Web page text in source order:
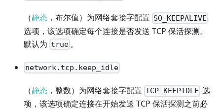
（静态 ，布尔值）为网络套接字配置 SO_KEEPALIVE
选项，该选项确定每个连接是否发送 TCP 保活探测。
默认为 true 。
network.tcp.keep_idle
（静态 ，整数）为网络套接字配置 TCP_KEEPIDLE 选
项，该选项确定连接在开始发送 TCP 保活探测之前必